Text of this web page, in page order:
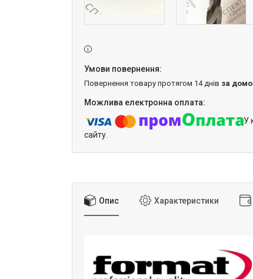
повернення товару протягом 14 днів за
У
сайту.
Опис Характеристики